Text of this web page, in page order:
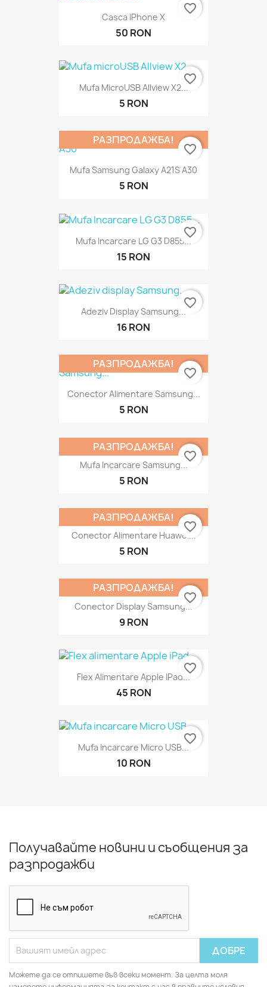
Casca IPhone X
50 RON
favorite_border
Mufa MicroUSB Allview X2...
5 RON
favorite_border
Mufa Samsung Galaxy A21S A30
5 RON
РАЗПРОДАЖБА!
favorite_border
Mufa Incarcare LG G3 D855...
15 RON
favorite_border
Adeziv Display Samsung...
16 RON
favorite_border
Conector Alimentare Samsung...
5 RON
РАЗПРОДАЖБА!
favorite_border
Mufa Incarcare Samsung...
5 RON
РАЗПРОДАЖБА!
favorite_border
Conector Alimentare Huawei...
5 RON
РАЗПРОДАЖБА!
favorite_border
Conector Display Samsung...
9 RON
РАЗПРОДАЖБА!
favorite_border
Flex Alimentare Apple IPad...
45 RON
favorite_border
Mufa Incarcare Micro USB...
10 RON
favorite_border
Получавайте новини и съобщения за
разпродажби
Можете да се отпишете във всеки момент. За целта моля